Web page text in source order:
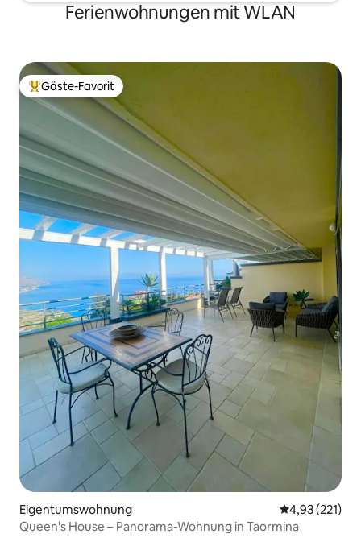
Ferienwohnungen mit WLAN
Beliebter Gäste-Favorit.
Gäste-Favorit
Eigentumswohnung
4,93 (221)
Queen's House – Panorama-Wohnung in Taormina